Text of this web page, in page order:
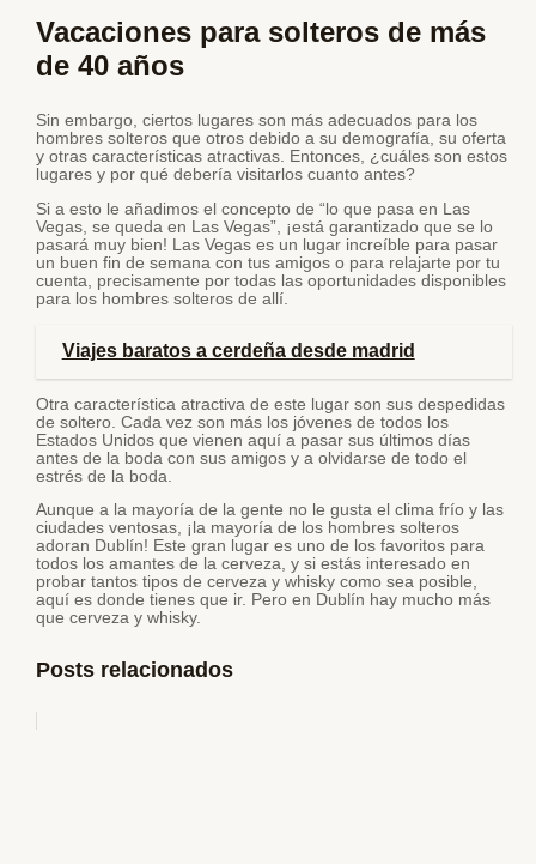
Vacaciones para solteros de más
de 40 años
Sin embargo, ciertos lugares son más adecuados para los
hombres solteros que otros debido a su demografía, su oferta
y otras características atractivas. Entonces, ¿cuáles son estos
lugares y por qué debería visitarlos cuanto antes?
Si a esto le añadimos el concepto de “lo que pasa en Las
Vegas, se queda en Las Vegas”, ¡está garantizado que se lo
pasará muy bien! Las Vegas es un lugar increíble para pasar
un buen fin de semana con tus amigos o para relajarte por tu
cuenta, precisamente por todas las oportunidades disponibles
para los hombres solteros de allí.
Viajes baratos a cerdeña desde madrid
Otra característica atractiva de este lugar son sus despedidas
de soltero. Cada vez son más los jóvenes de todos los
Estados Unidos que vienen aquí a pasar sus últimos días
antes de la boda con sus amigos y a olvidarse de todo el
estrés de la boda.
Aunque a la mayoría de la gente no le gusta el clima frío y las
ciudades ventosas, ¡la mayoría de los hombres solteros
adoran Dublín! Este gran lugar es uno de los favoritos para
todos los amantes de la cerveza, y si estás interesado en
probar tantos tipos de cerveza y whisky como sea posible,
aquí es donde tienes que ir. Pero en Dublín hay mucho más
que cerveza y whisky.
Posts relacionados